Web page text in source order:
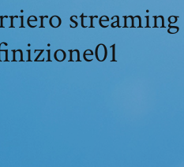
streaming